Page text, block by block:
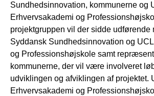
Sundhedsinnovation, kommunerne og
Erhvervsakademi og
projektgruppen vil der sidde udførende
Syddansk Sundhedsinnovation og
og Professionshøjskole samt
kommunerne, der vil være involveret
udviklingen og afviklingen af projektet.
Erhvervsakademi og